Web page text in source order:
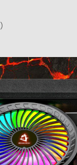
）